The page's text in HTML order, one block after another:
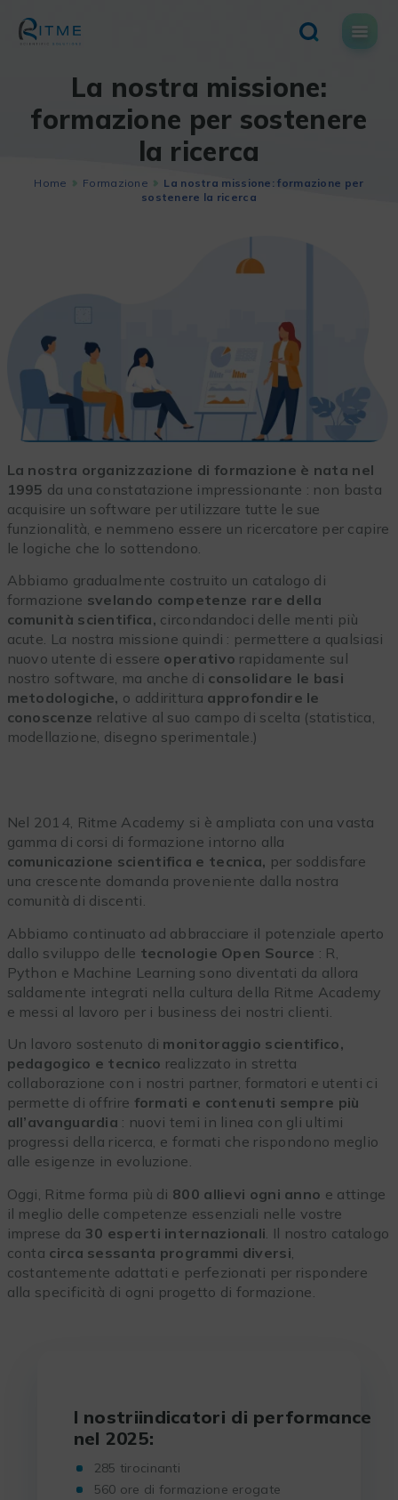
content
La nostra missione:
formazione per sostenere
la ricerca
Home Formazione
La nostra missione: formazione per
sostenere la ricerca
La nostra organizzazione di formazione è nata nel
1995 da una constatazione impressionante : non basta
acquisire un software per utilizzare tutte le sue
funzionalità, e nemmeno essere un ricercatore per capire
le logiche che lo sottendono.
Abbiamo gradualmente costruito un catalogo di
formazione svelando competenze rare della
comunità scientifica, circondandoci delle menti più
acute. La nostra missione quindi : permettere a qualsiasi
nuovo utente di essere operativo rapidamente sul
nostro software, ma anche di consolidare le basi
metodologiche, o addirittura approfondire le
conoscenze relative al suo campo di scelta (statistica,
modellazione, disegno sperimentale.)
Nel 2014, Ritme Academy si è ampliata con una vasta
gamma di corsi di formazione intorno alla
comunicazione scientifica e tecnica, per soddisfare
una crescente domanda proveniente dalla nostra
comunità di discenti.
Abbiamo continuato ad abbracciare il potenziale aperto
dallo sviluppo delle tecnologie Open Source : R,
Python e Machine Learning sono diventati da allora
saldamente integrati nella cultura della Ritme Academy
e messi al lavoro per i business dei nostri clienti.
Un lavoro sostenuto di monitoraggio scientifico,
pedagogico e tecnico realizzato in stretta
collaborazione con i nostri partner, formatori e utenti ci
permette di offrire formati e contenuti sempre più
all’avanguardia : nuovi temi in linea con gli ultimi
progressi della ricerca, e formati che rispondono meglio
alle esigenze in evoluzione.
Oggi, Ritme forma più di 800 allievi ogni anno e attinge
il meglio delle competenze essenziali nelle vostre
imprese da 30 esperti internazionali . Il nostro catalogo
conta circa sessanta programmi diversi
costantemente adattati e perfezionati per rispondere
alla specificità di ogni progetto di formazione.
I nostriindicatori di performance
nel 2025:
285 tirocinanti
560 ore di formazione erogate